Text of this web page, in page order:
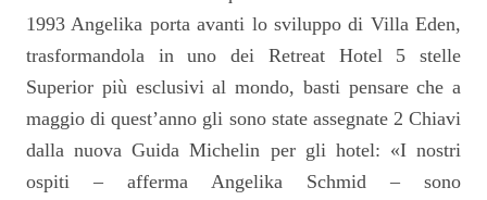
1993 Angelika porta avanti lo sviluppo di Villa Eden,
trasformandola in uno dei Retreat Hotel 5 stelle
Superior più esclusivi al mondo, basti pensare che a
maggio di quest’anno gli sono state assegnate 2 Chiavi
dalla nuova Guida Michelin per gli hotel: «I nostri
ospiti – afferma Angelika Schmid – sono